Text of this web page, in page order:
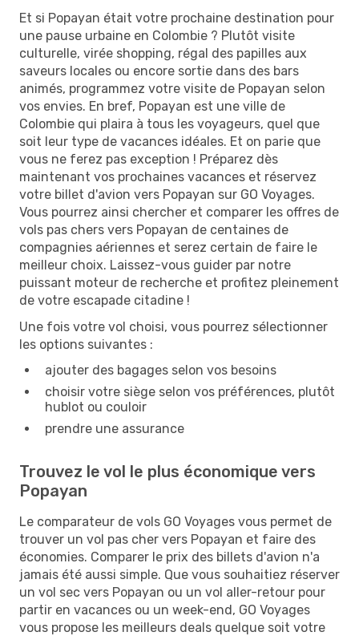
Et si Popayan était votre prochaine destination pour
une pause urbaine en Colombie ? Plutôt visite
culturelle, virée shopping, régal des papilles aux
saveurs locales ou encore sortie dans des bars
animés, programmez votre visite de Popayan selon
vos envies. En bref, Popayan est une ville de
Colombie qui plaira à tous les voyageurs, quel que
soit leur type de vacances idéales. Et on parie que
vous ne ferez pas exception ! Préparez dès
maintenant vos prochaines vacances et réservez
votre billet d'avion vers Popayan sur GO Voyages.
Vous pourrez ainsi chercher et comparer les offres de
vols pas chers vers Popayan de centaines de
compagnies aériennes et serez certain de faire le
meilleur choix. Laissez-vous guider par notre
puissant moteur de recherche et profitez pleinement
de votre escapade citadine !
Une fois votre vol choisi, vous pourrez sélectionner
les options suivantes :
ajouter des bagages selon vos besoins
choisir votre siège selon vos préférences, plutôt
hublot ou couloir
prendre une assurance
Trouvez le vol le plus économique vers
Popayan
Le comparateur de vols GO Voyages vous permet de
trouver un vol pas cher vers Popayan et faire des
économies. Comparer le prix des billets d'avion n'a
jamais été aussi simple. Que vous souhaitiez réserver
un vol sec vers Popayan ou un vol aller-retour pour
partir en vacances ou un week-end, GO Voyages
vous propose les meilleurs deals quelque soit votre